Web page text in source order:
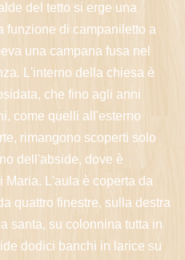
del tetto si erge una
funzione di campaniletto a
una campana fusa nel
L'interno della chiesa è
che fino agli anni
come quelli all'esterno
rimangono scoperti solo
dell'abside, dove è
L'aula è coperta da
quattro finestre, sulla destra
santa, su colonnina tutta in
dodici banchi in larice su